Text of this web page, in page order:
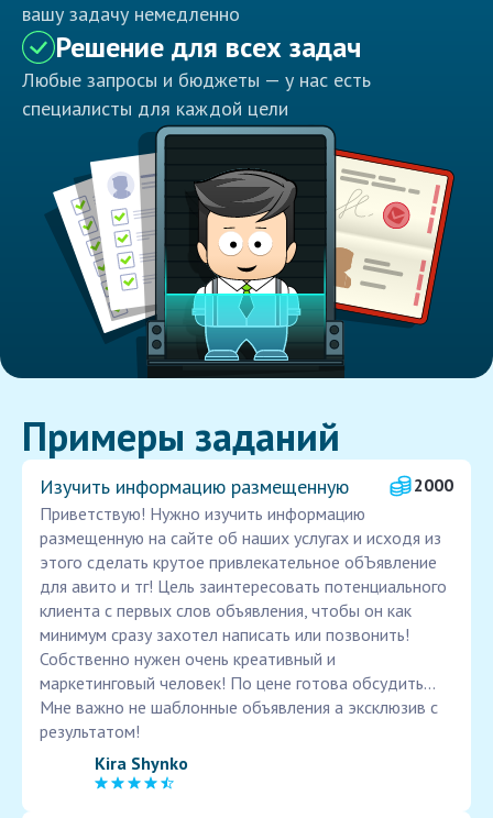
вашу задачу немедленно
Решение для всех задач
Любые запросы и бюджеты — у нас есть
специалисты для каждой цели
Примеры заданий
Изучить информацию размещенную
2000
Приветствую! Нужно изучить информацию
размещенную на сайте об наших услугах и исходя из
этого сделать крутое привлекательное обЪявление
для авито и тг! Цель заинтересовать потенциального
клиента с первых слов объявления, чтобы он как
минимум сразу захотел написать или позвонить!
Собственно нужен очень креативный и
маркетинговый человек! По цене готова обсудить...
Мне важно не шаблонные объявления а эксклюзив с
результатом!
Kira Shynko